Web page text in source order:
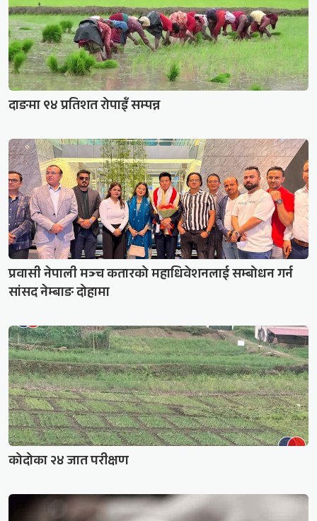
दाङमा ९४ प्रतिशत रोपाइँ सम्पन्न
प्रवासी नेपाली मञ्च कतारको महाधिवेशनलाई सम्बोधन गर्न
सांसद नेम्बाङ दोहामा
कोदोका २४ जात परीक्षण